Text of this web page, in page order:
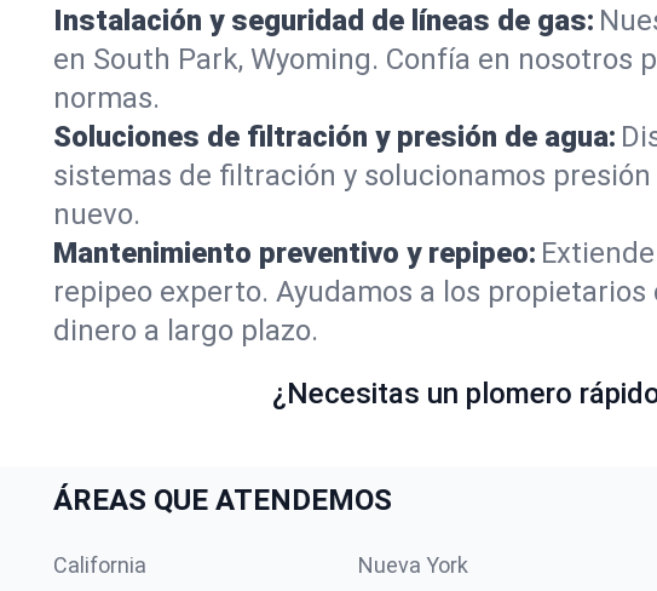
Instalación y seguridad de líneas de gas:
en South Park, Wyoming. Confía en
normas.
Soluciones de filtración y presión de agua:
sistemas de filtración y solucionamos
nuevo.
Mantenimiento preventivo y repipeo:
repipeo experto. Ayudamos a los
dinero a largo plazo.
¿Necesitas un plomero
ÁREAS QUE ATENDEMOS
California Nueva York